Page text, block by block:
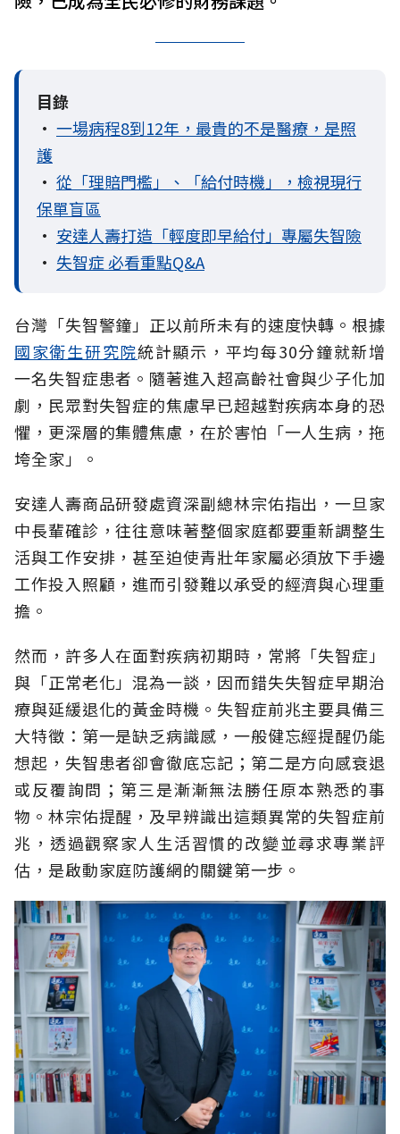
目錄
• 一場病程8到12年，最貴的不是醫療，是照
護
• 從「理賠門檻」、「給付時機」，檢視現行
保單盲區
• 安達人壽打造「輕度即早給付」專屬失智險
• 失智症 必看重點Q&A
台灣「失智警鐘」正以前所未有的速度快轉。根據
國家衛生研究院統計顯示，平均每30分鐘就新增
一名失智症患者。隨著進入超高齡社會與少子化加
劇，民眾對失智症的焦慮早已超越對疾病本身的恐
懼，更深層的集體焦慮，在於害怕「一人生病，拖
垮全家」。
安達人壽商品研發處資深副總林宗佑指出，一旦家
中長輩確診，往往意味著整個家庭都要重新調整生
活與工作安排，甚至迫使青壯年家屬必須放下手邊
工作投入照顧，進而引發難以承受的經濟與心理重
擔。
然而，許多人在面對疾病初期時，常將「失智症」
與「正常老化」混為一談，因而錯失失智症早期治
療與延緩退化的黃金時機。失智症前兆主要具備三
大特徵：第一是缺乏病識感，一般健忘經提醒仍能
想起，失智患者卻會徹底忘記；第二是方向感衰退
或反覆詢問；第三是漸漸無法勝任原本熟悉的事
物。林宗佑提醒，及早辨識出這類異常的失智症前
兆，透過觀察家人生活習慣的改變並尋求專業評
估，是啟動家庭防護網的關鍵第一步。